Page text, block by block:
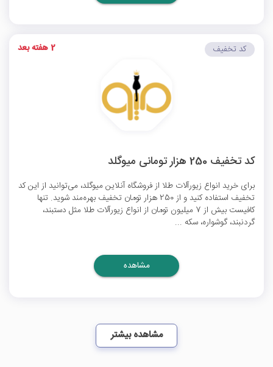
کد تخفیف 250 هزار تومانی میوگلد
برای خرید انواع زیورآلات طلا از فروشگاه آنلاین میوگلد، می‌توانید از این کد
تخفیف استفاده کنید و از 250 هزار تومان تخفیف بهره‌مند شوید. تنها
کافیست بیش از 7 میلیون تومان از انواع زیورآلات طلا مثل دستبند،
گردنبند، گوشواره، سکه ...
کد تخفیف 2 هفته بعد
مشاهده
مشاهده بیشتر